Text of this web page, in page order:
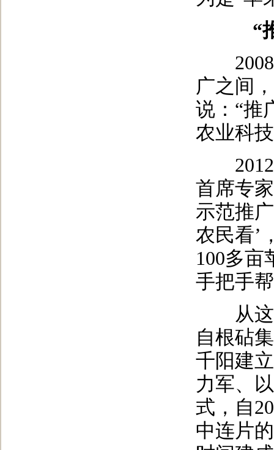
“
2008
广之间
说：“推
农业科
2012
首席专
示范推
农民看’
100多亩
手把手
从这
自根砧
千阳建
力军、
式，自
中连片